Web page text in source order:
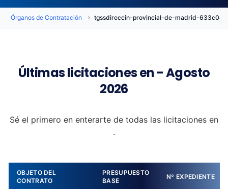
Órganos de Contratación tgssdireccin-provincial-de-madrid-
Últimas licitaciones en - Agosto
2026
Sé el primero en enterarte de todas las licitaciones en
.
OBJETO DEL
CONTRATO
PRESUPUESTO
BASE
Nº EXPEDIENTE